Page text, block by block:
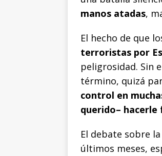
manos atadas,
El hecho de que
terroristas por
peligrosidad. Sin
término, quizá
control en
querido–
El debate sobre la
últimos meses,